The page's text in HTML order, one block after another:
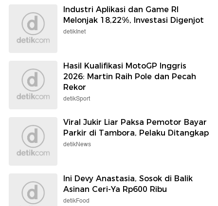
Industri Aplikasi dan Game RI
Melonjak 18,22%, Investasi Digenjot
detikInet
Hasil Kualifikasi MotoGP Inggris
2026: Martin Raih Pole dan Pecah
Rekor
detikSport
Viral Jukir Liar Paksa Pemotor Bayar
Parkir di Tambora, Pelaku Ditangkap
detikNews
Ini Devy Anastasia, Sosok di Balik
Asinan Ceri-Ya Rp600 Ribu
detikFood